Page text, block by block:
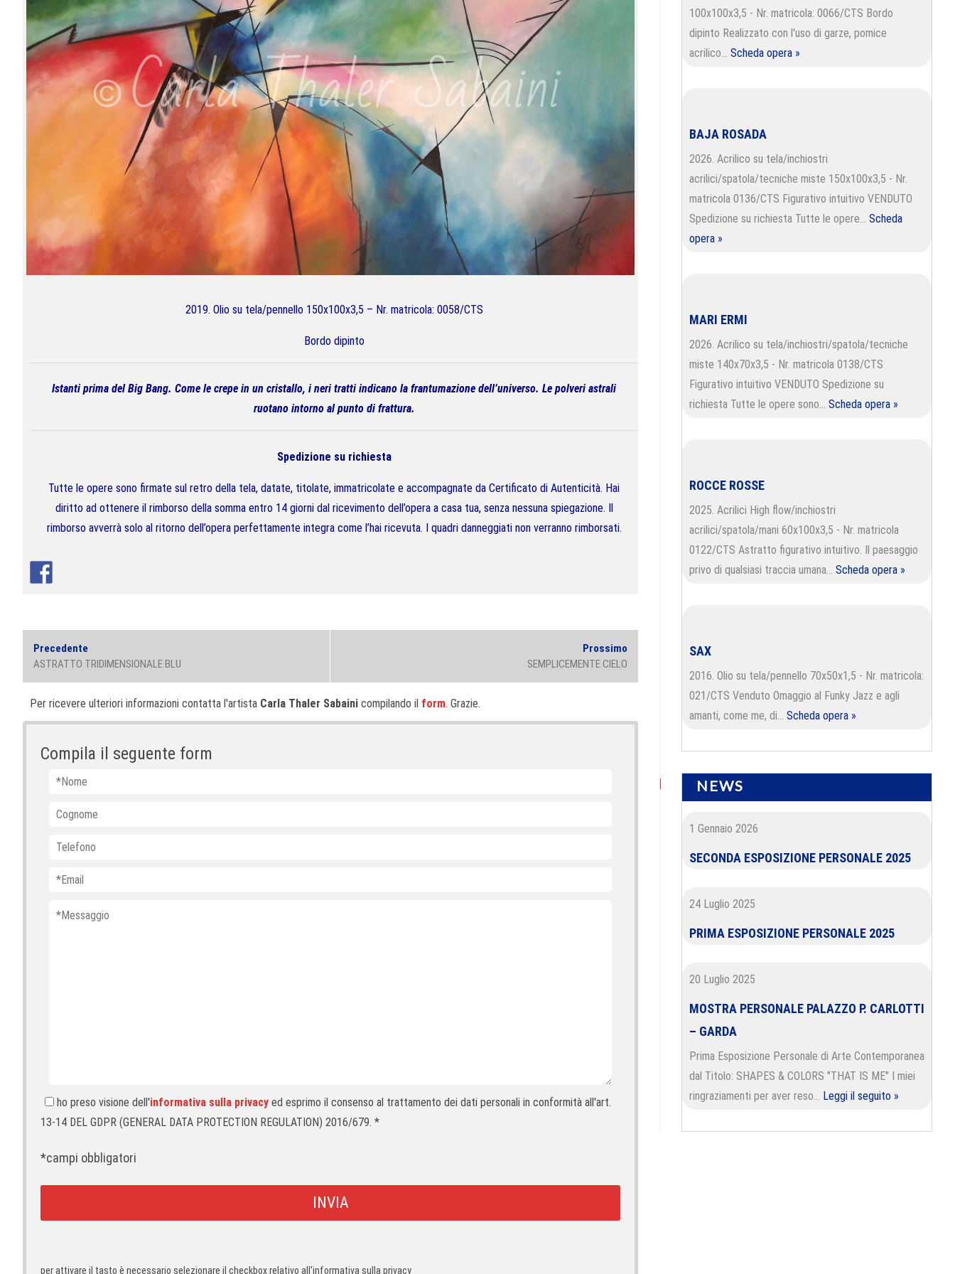
2019. Olio su tela/pennello 150x100x3,5 – Nr. matricola: 0058/CTS
Bordo dipinto
Istanti prima del Big Bang. Come le crepe in un cristallo, i neri tratti indicano la frantumazione dell’universo. Le polveri astrali
ruotano intorno al punto di frattura.
Spedizione su richiesta
Tutte le opere sono firmate sul retro della tela, datate, titolate, immatricolate e accompagnate da Certificato di Autenticità. Hai
diritto ad ottenere il rimborso della somma entro 14 giorni dal ricevimento dell’opera a casa tua, senza nessuna spiegazione. Il
rimborso avverrà solo al ritorno dell’opera perfettamente integra come l’hai ricevuta. I quadri danneggiati non verranno rimborsati.
Navigazione
articoli
Precedente
post:
ASTRATTO TRIDIMENSIONALE BLU
Prossimo
SEMPLICEMENTE CIELO
Per ricevere ulteriori informazioni contatta l'artista Carla Thaler Sabaini compilando il form. Grazie.
Compila il seguente form
ho preso visione dell'informativa sulla privacy ed esprimo il consenso al trattamento dei dati personali in conformità all'art.
13-14 DEL GDPR (GENERAL DATA PROTECTION REGULATION) 2016/679. *
*campi obbligatori
per attivare il tasto è necessario selezionare il checkbox relativo all'informativa sulla privacy
100x100x3,5 - Nr. matricola: 0066/CTS Bordo
dipinto Realizzato con l'uso di garze, pomice
acrilico… Scheda opera »
BAJA ROSADA
2026. Acrilico su tela/inchiostri
acrilici/spatola/tecniche miste 150x100x3,5 - Nr.
matricola 0136/CTS Figurativo intuitivo VENDUTO
Spedizione su richiesta Tutte le opere… Scheda
opera »
MARI ERMI
2026. Acrilico su tela/inchiostri/spatola/tecniche
miste 140x70x3,5 - Nr. matricola 0138/CTS
Figurativo intuitivo VENDUTO Spedizione su
richiesta Tutte le opere sono… Scheda opera »
ROCCE ROSSE
2025. Acrilici High flow/inchiostri
acrilici/spatola/mani 60x100x3,5 - Nr. matricola
0122/CTS Astratto figurativo intuitivo. Il paesaggio
privo di qualsiasi traccia umana… Scheda opera »
SAX
2016. Olio su tela/pennello 70x50x1,5 - Nr. matricola:
021/CTS Venduto Omaggio al Funky Jazz e agli
amanti, come me, di… Scheda opera »
NEWS
1 Gennaio 2026
SECONDA ESPOSIZIONE PERSONALE 2025
24 Luglio 2025
PRIMA ESPOSIZIONE PERSONALE 2025
20 Luglio 2025
MOSTRA PERSONALE PALAZZO P. CARLOTTI
– GARDA
Prima Esposizione Personale di Arte Contemporanea
dal Titolo: SHAPES & COLORS "THAT IS ME" I miei
ringraziamenti per aver reso… Leggi il seguito »